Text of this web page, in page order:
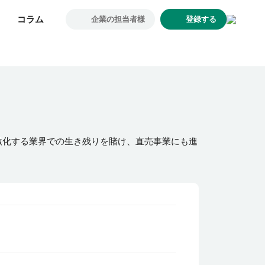
コラム 企業の担当者様 登録する
コラム 企業の担当者様 登録する
コンサルタント紹介
する業界での生き残りを賭け、直売事業にも進